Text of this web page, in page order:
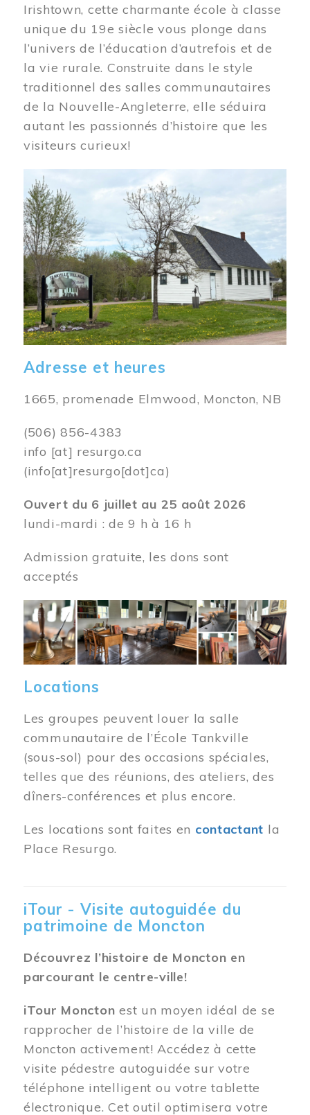
Irishtown, cette charmante école à classe
unique du 19e siècle vous plonge dans
l’univers de l’éducation d’autrefois et de
la vie rurale. Construite dans le style
traditionnel des salles communautaires
de la Nouvelle-Angleterre, elle séduira
autant les passionnés d’histoire que les
visiteurs curieux!
Image
Adresse et heures
1665, promenade Elmwood, Moncton, NB
(506) 856-4383
info [at] resurgo.ca
(info[at]resurgo[dot]ca)
Ouvert du 6 juillet au 25 août 2026
lundi-mardi : de 9 h à 16 h
Admission gratuite, les dons sont
acceptés
Image
Locations
Les groupes peuvent louer la salle
communautaire de l’École Tankville
(sous-sol) pour des occasions spéciales,
telles que des réunions, des ateliers, des
dîners-conférences et plus encore.
Les locations sont faites en contactant la
Place Resurgo.
iTour - Visite autoguidée du
patrimoine de Moncton
Découvrez l’histoire de Moncton en
parcourant le centre-ville!
iTour Moncton est un moyen idéal de se
rapprocher de l’histoire de la ville de
Moncton activement! Accédez à cette
visite pédestre autoguidée sur votre
téléphone intelligent ou votre tablette
électronique. Cet outil optimisera votre